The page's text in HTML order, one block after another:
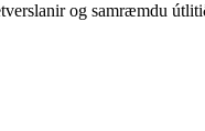
og samræmdu